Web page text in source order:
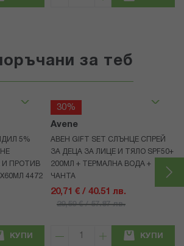
за теб
5%
И ПРОТИВ
4472
КУПИ
30%
Avene
АВЕН GIFT SET СЛЪНЦЕ СПРЕЙ
ЗА ДЕЦА ЗА ЛИЦЕ И ТЯЛО SPF50+
200МЛ + ТЕРМАЛНА ВОДА +
ЧАНТА
20,71 € / 40.51 лв.
29,59 € / 57.87 лв.
КУПИ